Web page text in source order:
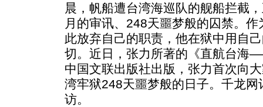
晨，帆船遭台湾海巡队的舰船拦截
月的审讯、248天噩梦般的囚禁。
此放弃自己的职责，他在狱中用自
切。近日，张力所著的《直航台海
中国文联出版社出版，张力首次向
湾牢狱248天噩梦般的日子。千龙
访。